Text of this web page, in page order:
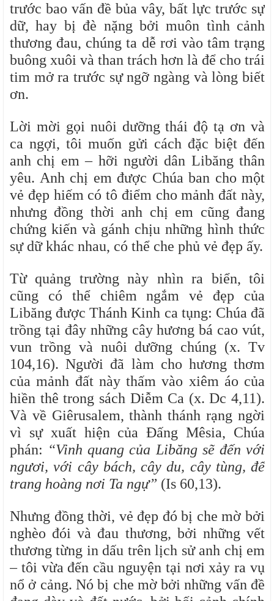
trước bao vấn đề bủa vây, bất lực trước sự
dữ, hay bị đè nặng bởi muôn tình cảnh
thương đau, chúng ta dễ rơi vào tâm trạng
buông xuôi và than trách hơn là để cho trái
tim mở ra trước sự ngỡ ngàng và lòng biết
ơn.
Lời mời gọi nuôi dưỡng thái độ tạ ơn và
ca ngợi, tôi muốn gửi cách đặc biệt đến
anh chị em – hỡi người dân Libăng thân
yêu. Anh chị em được Chúa ban cho một
vẻ đẹp hiếm có tô điểm cho mảnh đất này,
nhưng đồng thời anh chị em cũng đang
chứng kiến và gánh chịu những hình thức
sự dữ khác nhau, có thể che phủ vẻ đẹp ấy.
Từ quảng trường này nhìn ra biển, tôi
cũng có thể chiêm ngắm vẻ đẹp của
Libăng được Thánh Kinh ca tụng: Chúa đã
trồng tại đây những cây hương bá cao vút,
vun trồng và nuôi dưỡng chúng (x. Tv
104,16). Người đã làm cho hương thơm
của mảnh đất này thấm vào xiêm áo của
hiền thê trong sách Diễm Ca (x. Dc 4,11).
Và về Giêrusalem, thành thánh rạng ngời
vì sự xuất hiện của Đấng Mêsia, Chúa
phán: “Vinh quang của Libăng sẽ đến với
ngươi, với cây bách, cây du, cây tùng, để
trang hoàng nơi Ta ngự” (Is 60,13).
Nhưng đồng thời, vẻ đẹp đó bị che mờ bởi
nghèo đói và đau thương, bởi những vết
thương từng in dấu trên lịch sử anh chị em
– tôi vừa đến cầu nguyện tại nơi xảy ra vụ
nổ ở cảng. Nó bị che mờ bởi những vấn đề